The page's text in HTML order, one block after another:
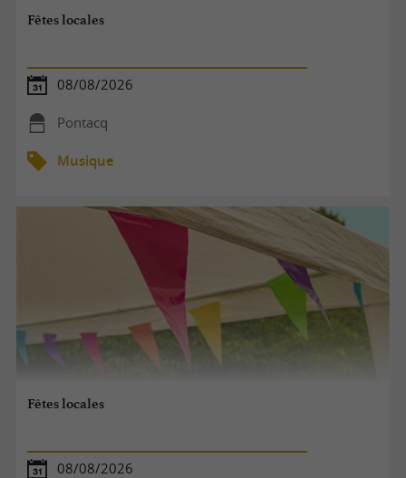
Fêtes locales
08/08/2026
Pontacq
Musique
Fêtes locales
08/08/2026